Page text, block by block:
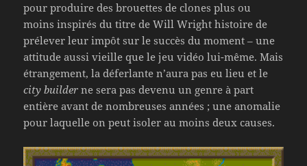
pour produire des brouettes de clones plus ou
moins inspirés du titre de Will Wright histoire de
prélever leur impôt sur le succès du moment – une
attitude aussi vieille que le jeu vidéo lui-même. Mais
étrangement, la déferlante n’aura pas eu lieu et le
city builder ne sera pas devenu un genre à part
entière avant de nombreuses années ; une anomalie
pour laquelle on peut isoler au moins deux causes.